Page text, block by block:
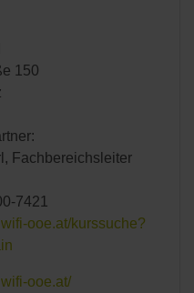
150
Fachbereichsleiter
7421
ooe.at/kurssuche?
ooe.at/